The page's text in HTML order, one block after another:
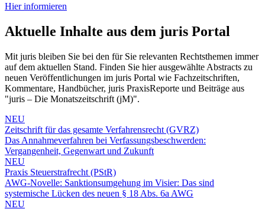
Hier informieren
Aktuelle Inhalte aus dem juris Portal
Mit juris bleiben Sie bei den für Sie relevanten Rechtsthemen immer
auf dem aktuellen Stand. Finden Sie hier ausgewählte Abstracts zu
neuen Veröffentlichungen im juris Portal wie Fachzeitschriften,
Kommentare, Handbücher, juris PraxisReporte und Beiträge aus
"juris – Die Monatszeitschrift (jM)".
NEU
Zeitschrift für das gesamte Verfahrensrecht (GVRZ)
Das Annahmeverfahren bei Verfassungsbeschwerden:
Vergangenheit, Gegenwart und Zukunft
NEU
Praxis Steuerstrafrecht (PStR)
AWG-Novelle: Sanktionsumgehung im Visier: Das sind
systemische Lücken des neuen § 18 Abs. 6a AWG
NEU